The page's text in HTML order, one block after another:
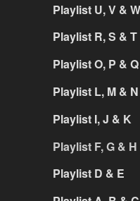
Playlist U, V & W
Playlist R, S & T
Playlist O, P & Q
Playlist L, M & N
Playlist I, J & K
Playlist F, G & H
Playlist D & E